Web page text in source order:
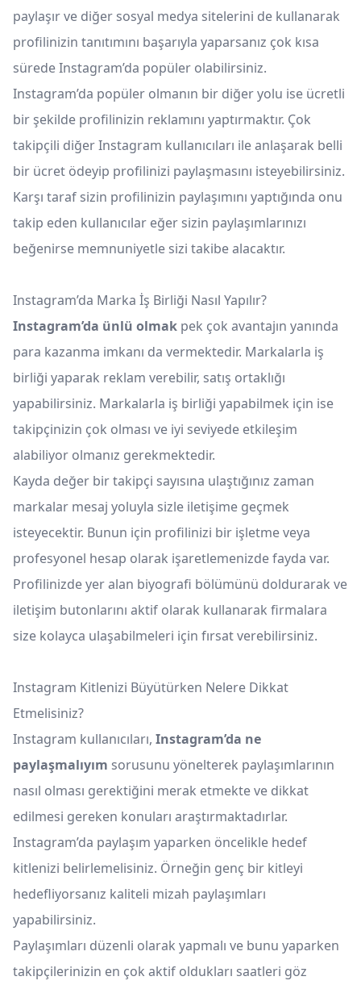
paylaşır ve diğer sosyal medya sitelerini de kullanarak
profilinizin tanıtımını başarıyla yaparsanız çok kısa
sürede Instagram’da popüler olabilirsiniz.
Instagram’da popüler olmanın bir diğer yolu ise ücretli
bir şekilde profilinizin reklamını yaptırmaktır. Çok
takipçili diğer Instagram kullanıcıları ile anlaşarak belli
bir ücret ödeyip profilinizi paylaşmasını isteyebilirsiniz.
Karşı taraf sizin profilinizin paylaşımını yaptığında onu
takip eden kullanıcılar eğer sizin paylaşımlarınızı
beğenirse memnuniyetle sizi takibe alacaktır.
Instagram’da Marka İş Birliği Nasıl Yapılır?
Instagram’da ünlü olmak pek çok avantajın yanında
para kazanma imkanı da vermektedir. Markalarla iş
birliği yaparak reklam verebilir, satış ortaklığı
yapabilirsiniz. Markalarla iş birliği yapabilmek için ise
takipçinizin çok olması ve iyi seviyede etkileşim
alabiliyor olmanız gerekmektedir.
Kayda değer bir takipçi sayısına ulaştığınız zaman
markalar mesaj yoluyla sizle iletişime geçmek
isteyecektir. Bunun için profilinizi bir işletme veya
profesyonel hesap olarak işaretlemenizde fayda var.
Profilinizde yer alan biyografi bölümünü doldurarak ve
iletişim butonlarını aktif olarak kullanarak firmalara
size kolayca ulaşabilmeleri için fırsat verebilirsiniz.
Instagram Kitlenizi Büyütürken Nelere Dikkat
Etmelisiniz?
Instagram kullanıcıları, Instagram’da ne
paylaşmalıyım sorusunu yönelterek paylaşımlarının
nasıl olması gerektiğini merak etmekte ve dikkat
edilmesi gereken konuları araştırmaktadırlar.
Instagram’da paylaşım yaparken öncelikle hedef
kitlenizi belirlemelisiniz. Örneğin genç bir kitleyi
hedefliyorsanız kaliteli mizah paylaşımları
yapabilirsiniz.
Paylaşımları düzenli olarak yapmalı ve bunu yaparken
takipçilerinizin en çok aktif oldukları saatleri göz